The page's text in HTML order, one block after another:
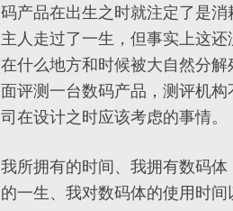
码产品在出生之时就注定了是
主人走过了一生，但事实上这
在什么地方和时候被大自然分
面评测一台数码产品，测评机
司在设计之时应该考虑的事情。
我所拥有的时间、我拥有数码
的一生、我对数码体的使用时